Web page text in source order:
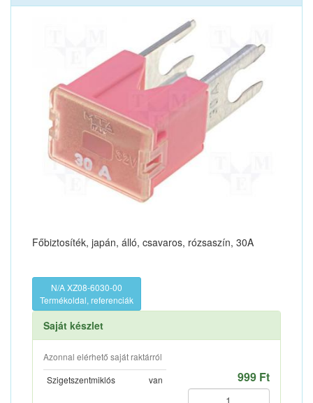
Főbiztosíték, japán, álló, csavaros, rózsaszín, 30A
N/A XZ08-6030-00
Termékoldal, referenciák
Saját készlet
Azonnal elérhető saját raktárról
Szigetszentmiklós
van 999 Ft